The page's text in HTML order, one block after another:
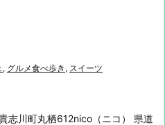
, グルメ食べ歩き , スイーツ
志川町丸栖612nico（ニコ）
県道